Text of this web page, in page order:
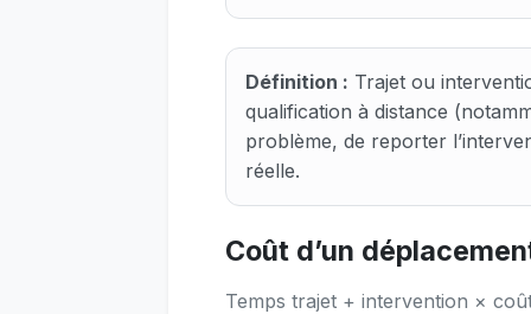
En contexte : Déplacement
Définition : Trajet ou
qualification à distance
problème, de reporter
réelle.
Coût d’un
Temps trajet + intervention ×